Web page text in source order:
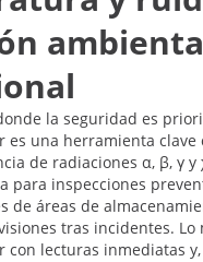
la seguridad es
es una herramienta clave
de radiaciones α, β, γ y
para inspecciones
de áreas de
tras incidentes. Lo
con lecturas inmediatas